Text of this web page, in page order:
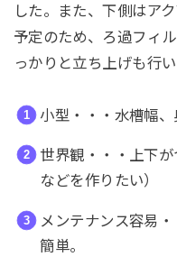
した。また、下側はア
予定のため、ろ過フィ
っかりと立ち上げも行い
小型・・・水槽幅
世界観・・・上下
などを作りたい）
メンテナンス容易
簡単。